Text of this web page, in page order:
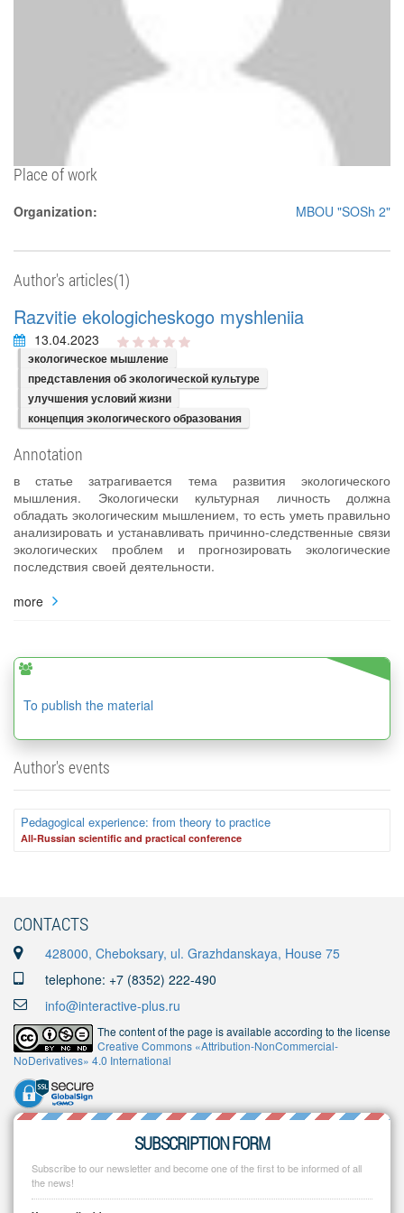
Place of work
Organization: MBOU "SOSh 2"
Author's articles(1)
Razvitie ekologicheskogo myshleniia
13.04.2023
экологическое мышление
представления об экологической культуре
улучшения условий жизни
концепция экологического образования
Annotation
в статье затрагивается тема развития экологического
мышления. Экологически культурная личность должна
обладать экологическим мышлением, то есть уметь правильно
анализировать и устанавливать причинно-следственные связи
экологических проблем и прогнозировать экологические
последствия своей деятельности.
more
To publish the material
Author's events
Pedagogical experience: from theory to practice
Аll-Russian scientific and practical conference
CONTACTS
428000, Cheboksary, ul. Grazhdanskaya, House 75
telephone: +7 (8352) 222-490
info@interactive-plus.ru
The content of the page is available according to the license
Creative Commons «Attribution-NonCommercial-
NoDerivatives» 4.0 International
SUBSCRIPTION FORM
Subscribe to our newsletter and become one of the first to be informed of all
the news!